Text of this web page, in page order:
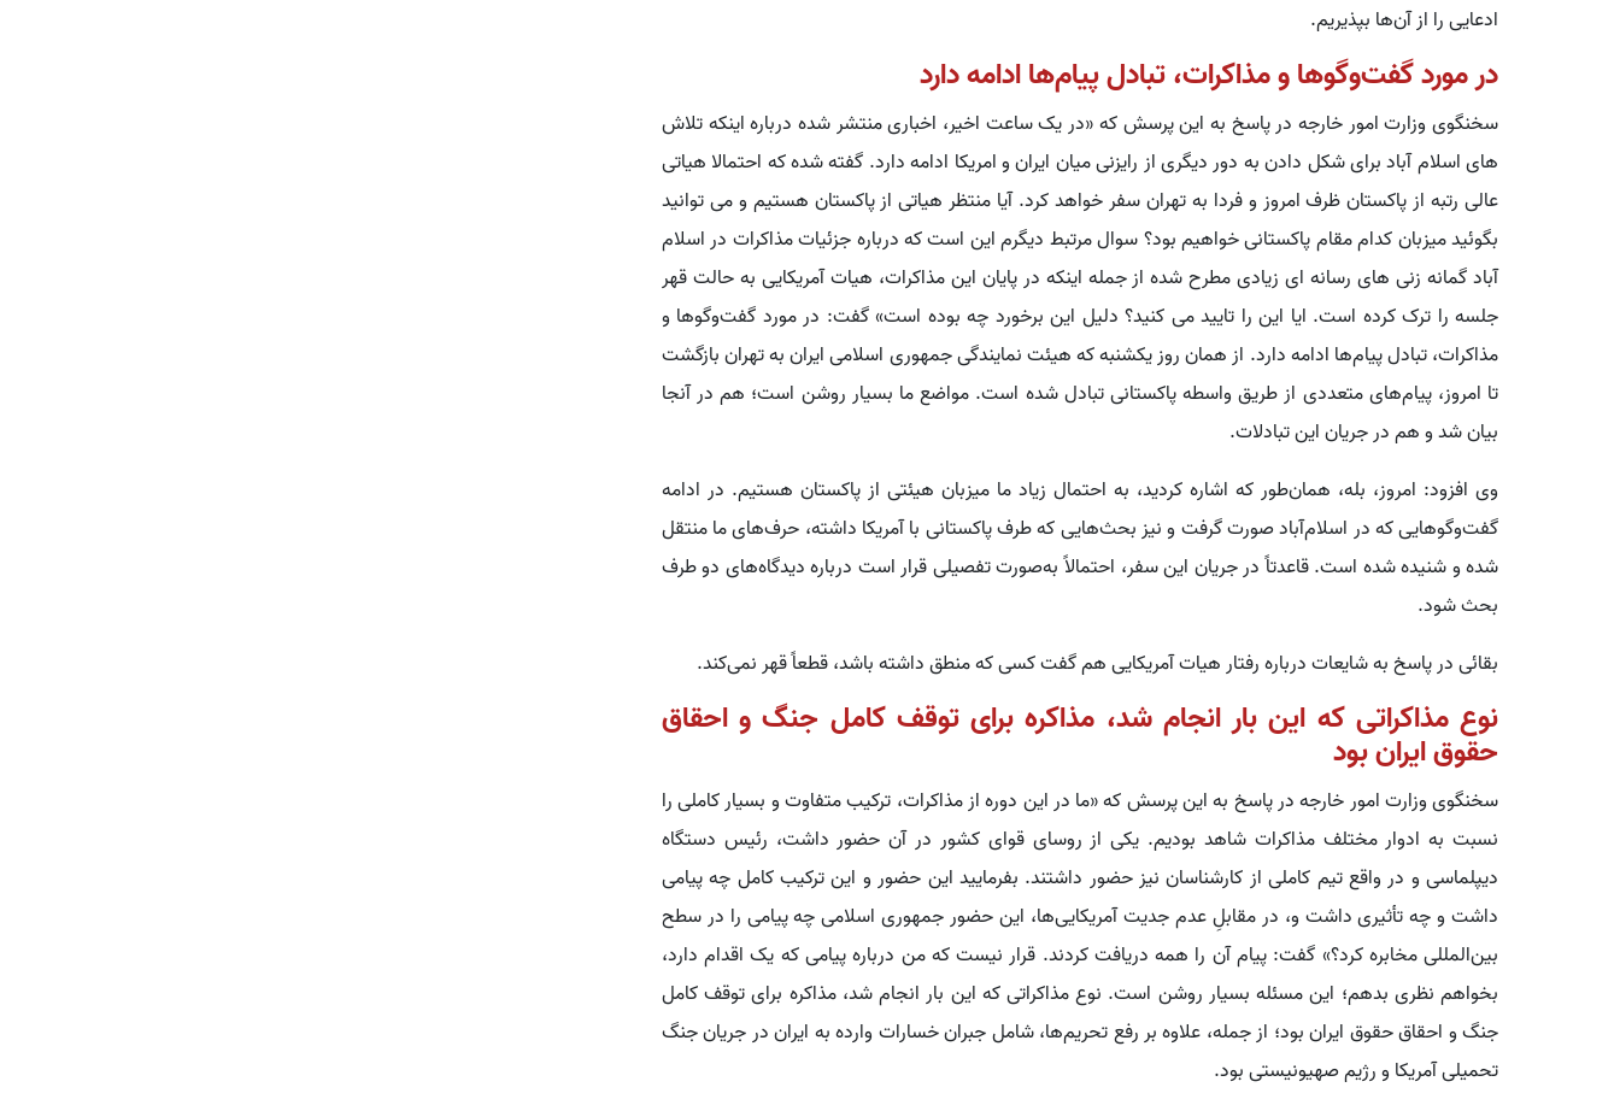
ادعایی را از آن‌ها بپذیریم.
در مورد گفت‌وگوها و مذاکرات، تبادل پیام‌ها ادامه دارد
سخنگوی وزارت امور خارجه در پاسخ به این پرسش که «در یک ساعت اخیر، اخباری منتشر شده درباره اینکه تلاش
های اسلام آباد برای شکل دادن به دور دیگری از رایزنی میان ایران و امریکا ادامه دارد. گفته شده که احتمالا هیاتی
عالی رتبه از پاکستان ظرف امروز و فردا به تهران سفر خواهد کرد. آیا منتظر هیاتی از پاکستان هستیم و می توانید
بگوئید میزبان کدام مقام پاکستانی خواهیم بود؟ سوال مرتبط دیگرم این است که درباره جزئیات مذاکرات در اسلام
آباد گمانه زنی های رسانه ای زیادی مطرح شده از جمله اینکه در پایان این مذاکرات، هیات آمریکایی به حالت قهر
جلسه را ترک کرده است. ایا این را تایید می کنید؟ دلیل این برخورد چه بوده است» گفت: در مورد گفت‌وگوها و
مذاکرات، تبادل پیام‌ها ادامه دارد. از همان روز یکشنبه که هیئت نمایندگی جمهوری اسلامی ایران به تهران بازگشت
تا امروز، پیام‌های متعددی از طریق واسطه پاکستانی تبادل شده است. مواضع ما بسیار روشن است؛ هم در آنجا
بیان شد و هم در جریان این تبادلات.
وی افزود: امروز، بله، همان‌طور که اشاره کردید، به احتمال زیاد ما میزبان هیئتی از پاکستان هستیم. در ادامه
گفت‌وگوهایی که در اسلام‌آباد صورت گرفت و نیز بحث‌هایی که طرف پاکستانی با آمریکا داشته، حرف‌های ما منتقل
شده و شنیده شده است. قاعدتاً در جریان این سفر، احتمالاً به‌صورت تفصیلی قرار است درباره دیدگاه‌های دو طرف
بحث شود.
بقائی در پاسخ به شایعات درباره رفتار هیات آمریکایی هم گفت کسی که منطق داشته باشد، قطعاً قهر نمی‌کند.
نوع مذاکراتی که این بار انجام شد، مذاکره برای توقف کامل جنگ و احقاق
حقوق ایران بود
سخنگوی وزارت امور خارجه در پاسخ به این پرسش که «ما در این دوره از مذاکرات، ترکیب متفاوت و بسیار کاملی را
نسبت به ادوار مختلف مذاکرات شاهد بودیم. یکی از روسای قوای کشور در آن حضور داشت، رئیس دستگاه
دیپلماسی و در واقع تیم کاملی از کارشناسان نیز حضور داشتند. بفرمایید این حضور و این ترکیب کامل چه پیامی
داشت و چه تأثیری داشت و، در مقابلِ عدم جدیت آمریکایی‌ها، این حضور جمهوری اسلامی چه پیامی را در سطح
بین‌المللی مخابره کرد؟» گفت: پیام آن را همه دریافت کردند. قرار نیست که من درباره پیامی که یک اقدام دارد،
بخواهم نظری بدهم؛ این مسئله بسیار روشن است. نوع مذاکراتی که این بار انجام شد، مذاکره برای توقف کامل
جنگ و احقاق حقوق ایران بود؛ از جمله، علاوه بر رفع تحریم‌ها، شامل جبران خسارات وارده به ایران در جریان جنگ
تحمیلی آمریکا و رژیم صهیونیستی بود.